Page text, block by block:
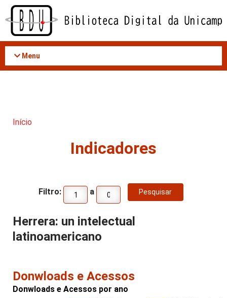
Acessar
conteúdo
Menu
Início
Indicadores
Filtro: a
Herrera: un intelectual
latinoamericano
Donwloads e Acessos
Donwloads e Acessos por ano